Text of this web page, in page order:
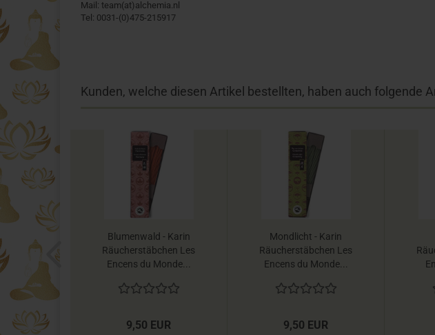
Mail: team(at)alchemia.nl
Tel: 0031-(0)475-215917
Kunden, welche diesen Artikel bestellten, haben auch folgende
&
of
Blumenwald - Karin
Räucherstäbchen Les
Encens du Monde...
9,50 EUR
Mondlicht - Karin
Räucherstäbchen Les
Encens du Monde...
9,50 EUR